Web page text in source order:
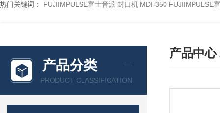
热门关键词： FUJIIMPULSE富士音派 封口机 MDI-350 FUJIIMPULSE
产品分类
PRODUCT CLASSIFICATION
产品中心